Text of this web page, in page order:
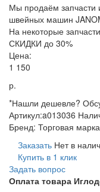
Мы продаём запчасти
швейных машин
На некоторые
СКИДКИ до 30%
Цена:
1 150
р.
*Нашли дешевле?
Артикул:a013036
Бренд: Торговая
Заказать Нет в
Купить в 1 клик
Задать вопрос
Оплата товара